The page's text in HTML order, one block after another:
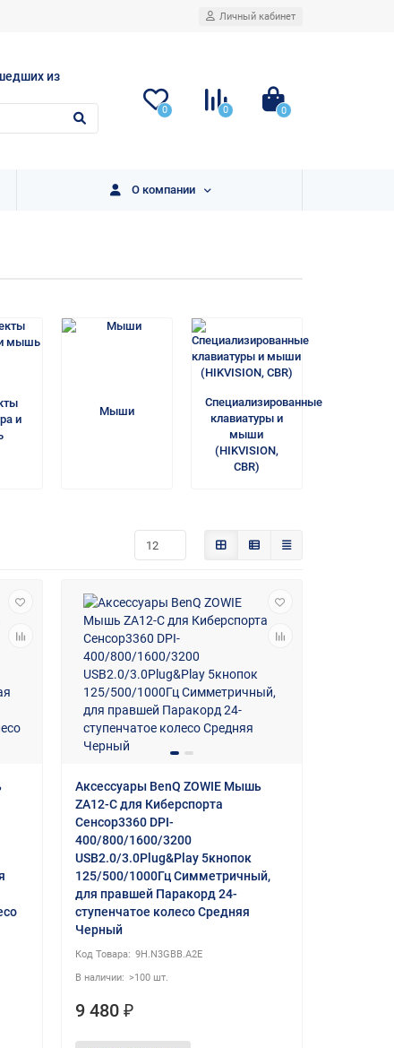
Личный кабинет
из
0 0 0
О компании
и
Мыши
Специализированные
клавиатуры и
мыши
(HIKVISION,
CBR)
Аксессуары BenQ ZOWIE Мышь
ZA12-C для Киберспорта
Сенсор3360 DPI-
400/800/1600/3200
USB2.0/3.0Plug&Play 5кнопок
125/500/1000Гц Симметричный,
для правшей Паракорд 24-
ступенчатое колесо Средняя
Черный
9H.N3GBB.A2E
>100 шт.
9 480 ₽